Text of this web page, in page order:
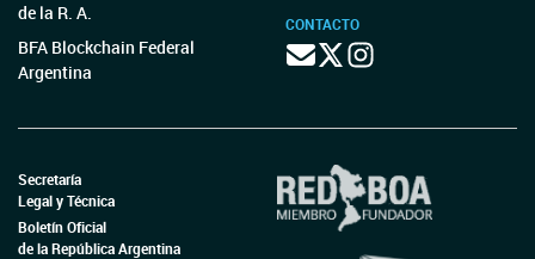
de la R. A.
BFA Blockchain Federal
Argentina
CONTACTO
Secretaría
Legal y Técnica
Boletín Oficial
de la República Argentina